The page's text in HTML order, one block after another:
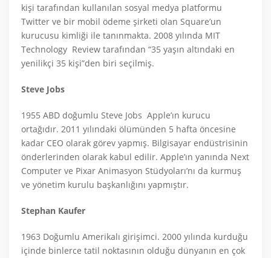
kişi tarafından kullanılan sosyal medya platformu
Twitter ve bir mobil ödeme şirketi olan Square’un
kurucusu kimliği ile tanınmakta. 2008 yılında MIT
Technology Review tarafından “35 yaşın altındaki en
yenilikçi 35 kişi”den biri seçilmiş.
Steve Jobs
1955 ABD doğumlu Steve Jobs Apple’ın kurucu
ortağıdır. 2011 yılındaki ölümünden 5 hafta öncesine
kadar CEO olarak görev yapmış. Bilgisayar endüstrisinin
önderlerinden olarak kabul edilir. Apple’ın yanında Next
Computer ve Pixar Animasyon Stüdyoları’nı da kurmuş
ve yönetim kurulu başkanlığını yapmıştır.
Stephan Kaufer
1963 Doğumlu Amerikalı girişimci. 2000 yılında kurduğu
içinde binlerce tatil noktasının olduğu dünyanın en çok